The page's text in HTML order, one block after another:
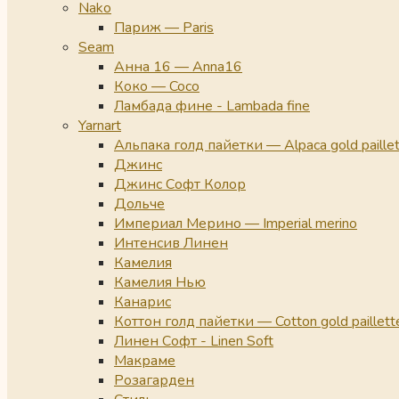
Nako
Париж — Paris
Seam
Анна 16 — Anna16
Коко — Coco
Ламбада фине - Lambada fine
Yarnart
Альпака голд пайетки — Alpaca gold
Джинс
Джинс Софт Колор
Дольче
Империал Мерино — Imperial merino
Интенсив Линен
Камелия
Камелия Нью
Канарис
Коттон голд пайетки — Cotton gold
Линен Софт - Linen Soft
Макраме
Розагарден